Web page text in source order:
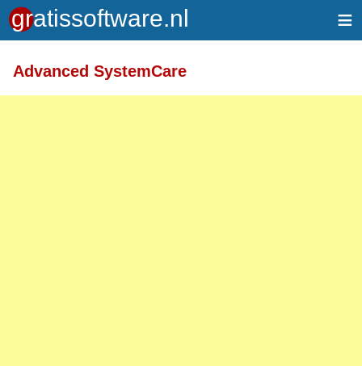
≡
Advanced SystemCare
Toegelaten HTML-tags: <a> <em> <strong> <br>
<br /> <i> <b> <p>